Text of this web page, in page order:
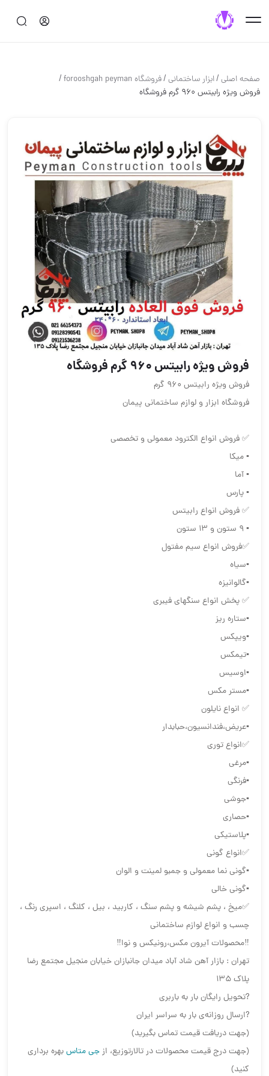
صفحه اصلی/ابزار ساختماني/فروشگاه forooshgah peyman /
فروش ویژه رابیتس 960 گرم فروشگاه
فروش ویژه رابیتس 960 گرم فروشگاه
فروش ویژه رابیتس 960 گرم
فروشگاه ابزار و لوازم ساختمانی پیمان
✅ فروش انواع الکترود معمولی و تخصصی
▪️ میکا
▪️ آما
▪️ پارس
✅ فروش انواع رابیتس
▪️ ۹ ستون و ۱۳ ستون
✅فروش انواع سیم مفتول
▪️سیاه
▪️گالوانیزه
✅ پخش انواع سنگهای فیبری
▪️ستاره ریز
▪️ویپکس
▪️تیمکس
▪️اوسیس
▪️مستر مکس
✅ انواع نایلون
▪️عریض،فندانسیون،حبابدار
✅انواع توری
▪️مرغی
▪️فرنگی
▪️جوشی
▪️حصاری
▪️پلاستیکی
✅انواع گونی
▪️گونی نما معمولی و جمبو لمینت و الوان
▪️گونی خالی
✅میخ ، پشم شیشه و پشم سنگ ، کاربید ، بیل ، کلنگ ، اسپری رنگ ،
چسب و انواع لوازم ساختمانی
‼️محصولات آیرون مکس،رونیکس و نوا‼️
تهران : بازار آهن شاد آباد میدان جانبازان خیابان منجیل مجتمع رضا
پلاک 135
?تحويل رایگان بار به باربرى
?ارسال روزانه‌ی بار به سراسر ایران
(جهت دریافت قیمت تماس بگیرید)
(جهت درج قیمت محصولات در تالارتوزیع، ازجی متاسبهره برداری
کنید)